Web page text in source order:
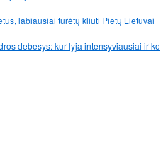
labiausiai turėtų kliūti Pietų Lietuvai
debesys: kur lyja intensyviausiai ir ko